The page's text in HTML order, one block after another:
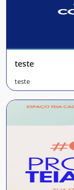
teste
teste